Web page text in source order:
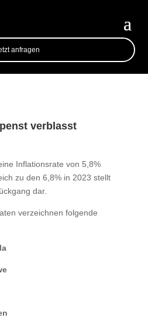
anfragen
verblasst
Inflationsrate von 5,8%
zu den 6,8% in 2023 stellt
dar.
verzeichnen folgende